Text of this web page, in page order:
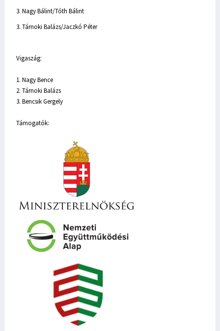
3. Nagy Bálint/Tóth Bálint
3. Tárnoki Balázs/Jaczkó Péter
Vigaszág:
1. Nagy Bence
2. Tárnoki Balázs
3. Bencsik Gergely
Támogatók: